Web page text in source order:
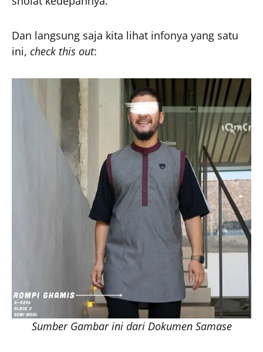
Dan langsung saja kita lihat infonya yang satu
ini, check this out:
Sumber Gambar ini dari Dokumen Samase